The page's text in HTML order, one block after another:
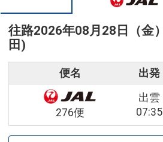
往路2026年08月28日（金）
田)
便名 出発
276便
出雲
07:35